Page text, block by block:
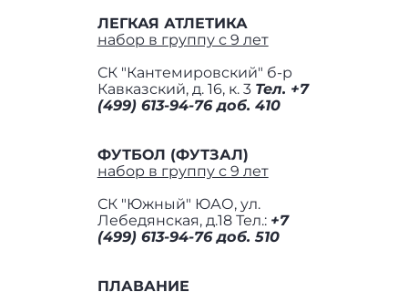
ЛЕГКАЯ АТЛЕТИКА
набор в группу с 9 лет
СК "Кантемировский" б-р
Кавказский, д. 16, к. 3 Тел. +7
(499) 613-94-76 доб. 410
ФУТБОЛ (ФУТЗАЛ)
набор в группу с 9 лет
СК "Южный" ЮАО, ул.
Лебедянская, д.18 Тел.: +7
(499) 613-94-76 доб. 510
ПЛАВАНИЕ